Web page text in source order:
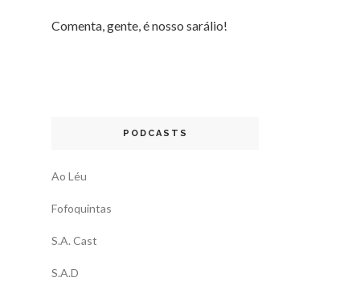
Comenta, gente, é nosso sarálio!
PODCASTS
Ao Léu
Fofoquintas
S.A. Cast
S.A.D